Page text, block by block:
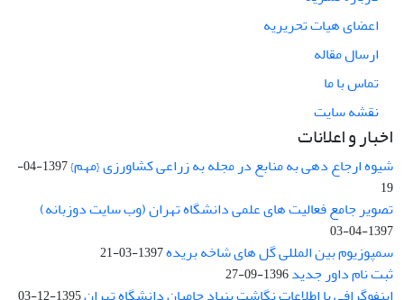
اعضای هیات تحریریه
ارسال مقاله
تماس با ما
نقشه سایت
اخبار و اعلانات
شیوه ارجاع دهی به منابع در مجله به زراعی کشاورزی {مهم}
1397-04-
19
تصویر جامع فعالیت های علمی دانشگاه تهران (وب سایت دوزبانه)
1397-04-03
سمپوزیوم بین المللی گل های شاخه بریده1397-03-21
ثبت نام داور جدید1396-09-27